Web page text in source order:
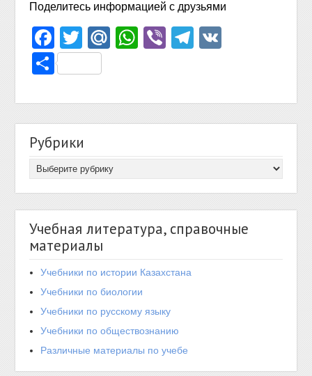
Поделитесь информацией с друзьями
Facebook
TwitterMail.Ru
WhatsApp
ViberTelegram
Отправить
Рубрики
Учебная литература, справочные
материалы
Учебники по истории Казахстана
Учебники по биологии
Учебники по русскому языку
Учебники по обществознанию
Различные материалы по учебе